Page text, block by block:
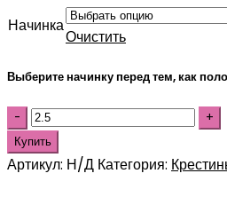
Начинка
Очистить
Выберите начинку перед тем, как
Купить
Артикул: Н/Д Категория: